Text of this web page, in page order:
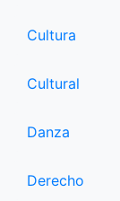
Cultura
Cultural
Danza
Derecho